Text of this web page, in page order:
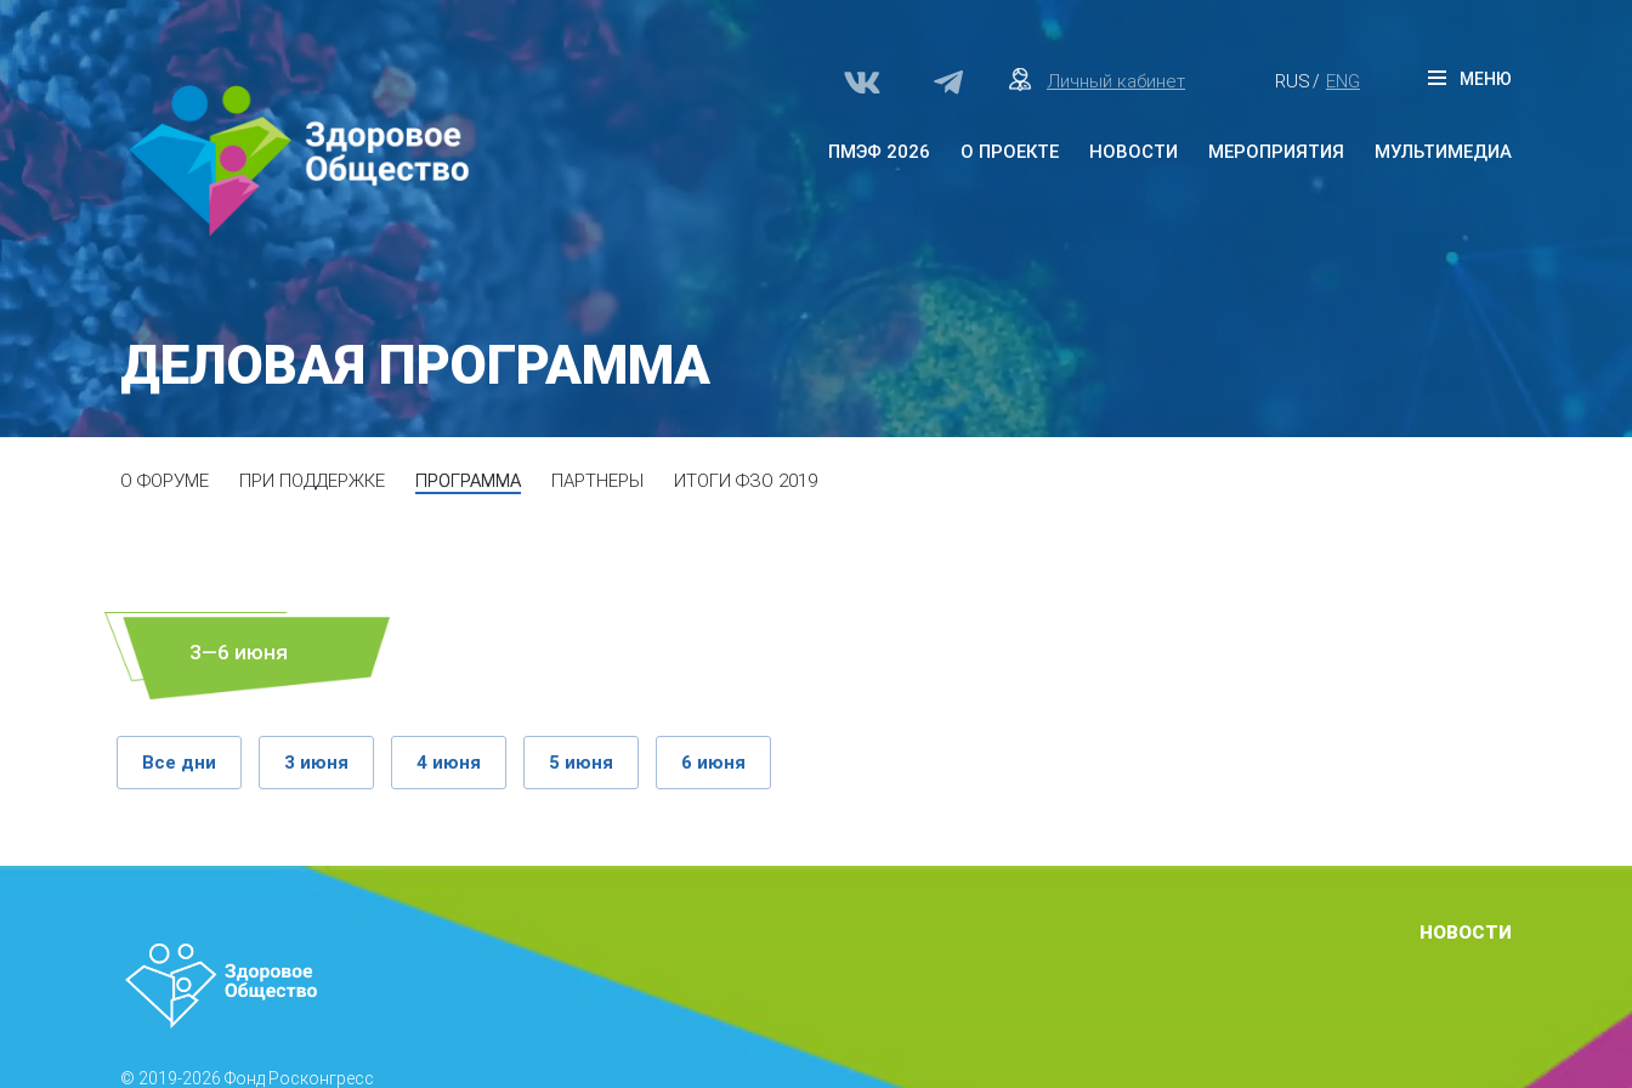
Личный кабинет RUS / ENG МЕНЮ
ПМЭФ 2026
Архитектура программы
Программа
Партнеры
О ПРОЕКТЕ НОВОСТИ МЕРОПРИЯТИЯ
Прошедшие мероприятия
МУЛЬТИМЕДИА
ДЕЛОВАЯ ПРОГРАММА
О ФОРУМЕ ПРИ ПОДДЕРЖКЕ ПРОГРАММА ПАРТНЕРЫ ИТОГИ ФЗО 2019
3—6 июня
Все дни 3 июня 4 июня 5 июня 6 июня
© 2019-2026 Фонд Росконгресс
НОВОСТИ